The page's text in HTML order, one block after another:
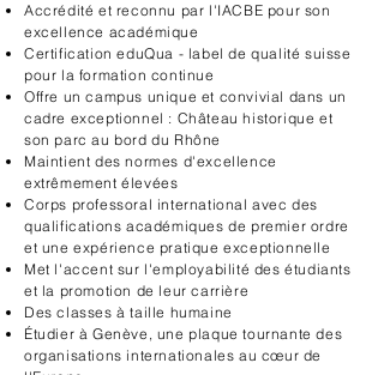
Accrédité et reconnu par l'IACBE pour son
excellence académique
Certification eduQua - label de qualité suisse
pour la formation continue
Offre un campus unique et convivial dans un
cadre exceptionnel : Château historique et
son parc au bord du Rhône
Maintient des normes d'excellence
extrêmement élevées
Corps professoral international avec des
qualifications académiques de premier ordre
et une expérience pratique exceptionnelle
Met l'accent sur l'employabilité des étudiants
et la promotion de leur carrière
Des classes à taille humaine
Étudier à Genève, une plaque tournante des
organisations internationales au cœur de